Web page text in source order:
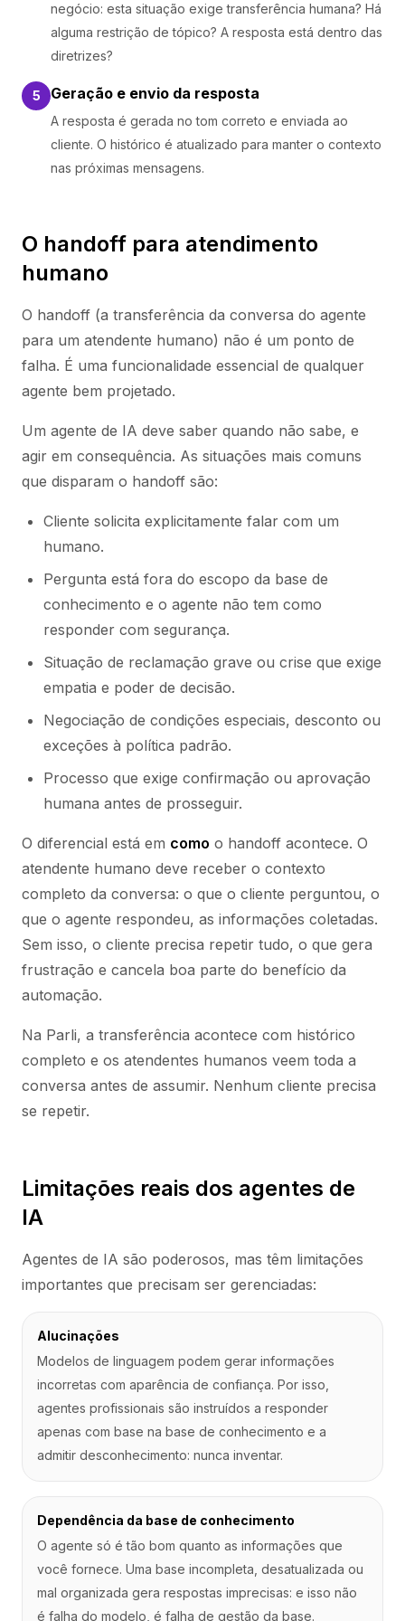
negócio: esta situação exige transferência humana? Há
alguma restrição de tópico? A resposta está dentro das
diretrizes?
5 Geração e envio da resposta
A resposta é gerada no tom correto e enviada ao
cliente. O histórico é atualizado para manter o contexto
nas próximas mensagens.
O handoff para atendimento
humano
O handoff (a transferência da conversa do agente
para um atendente humano) não é um ponto de
falha. É uma funcionalidade essencial de qualquer
agente bem projetado.
Um agente de IA deve saber quando não sabe, e
agir em consequência. As situações mais comuns
que disparam o handoff são:
Cliente solicita explicitamente falar com um
humano.
Pergunta está fora do escopo da base de
conhecimento e o agente não tem como
responder com segurança.
Situação de reclamação grave ou crise que exige
empatia e poder de decisão.
Negociação de condições especiais, desconto ou
exceções à política padrão.
Processo que exige confirmação ou aprovação
humana antes de prosseguir.
O diferencial está em como o handoff acontece. O
atendente humano deve receber o contexto
completo da conversa: o que o cliente perguntou, o
que o agente respondeu, as informações coletadas.
Sem isso, o cliente precisa repetir tudo, o que gera
frustração e cancela boa parte do benefício da
automação.
Na Parli, a transferência acontece com histórico
completo e os atendentes humanos veem toda a
conversa antes de assumir. Nenhum cliente precisa
se repetir.
Limitações reais dos agentes de
IA
Agentes de IA são poderosos, mas têm limitações
importantes que precisam ser gerenciadas:
Alucinações
Modelos de linguagem podem gerar informações
incorretas com aparência de confiança. Por isso,
agentes profissionais são instruídos a responder
apenas com base na base de conhecimento e a
admitir desconhecimento: nunca inventar.
Dependência da base de conhecimento
O agente só é tão bom quanto as informações que
você fornece. Uma base incompleta, desatualizada ou
mal organizada gera respostas imprecisas: e isso não
é falha do modelo, é falha de gestão da base.